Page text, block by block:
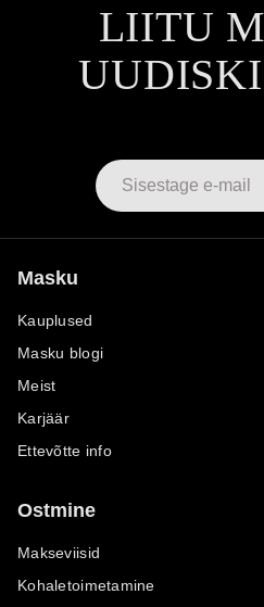
LIITU
Masku
Kauplused
Masku blogi
Meist
Karjäär
Ettevõtte info
Ostmine
Makseviisid
Kohaletoimetamine